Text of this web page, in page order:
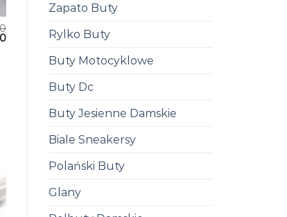
Zapato Buty
Rylko Buty
Buty Motocyklowe
Buty Dc
Buty Jesienne Damskie
Biale Sneakersy
Polański Buty
Glany